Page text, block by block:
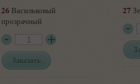
26 Васильковый
прозрачный
Заказать
27